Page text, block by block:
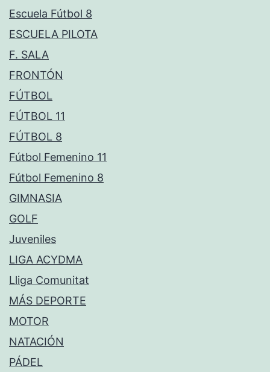
Escuela Fútbol 8
ESCUELA PILOTA
F. SALA
FRONTÓN
FÚTBOL
FÚTBOL 11
FÚTBOL 8
Fútbol Femenino 11
Fútbol Femenino 8
GIMNASIA
GOLF
Juveniles
LIGA ACYDMA
Lliga Comunitat
MÁS DEPORTE
MOTOR
NATACIÓN
PÁDEL